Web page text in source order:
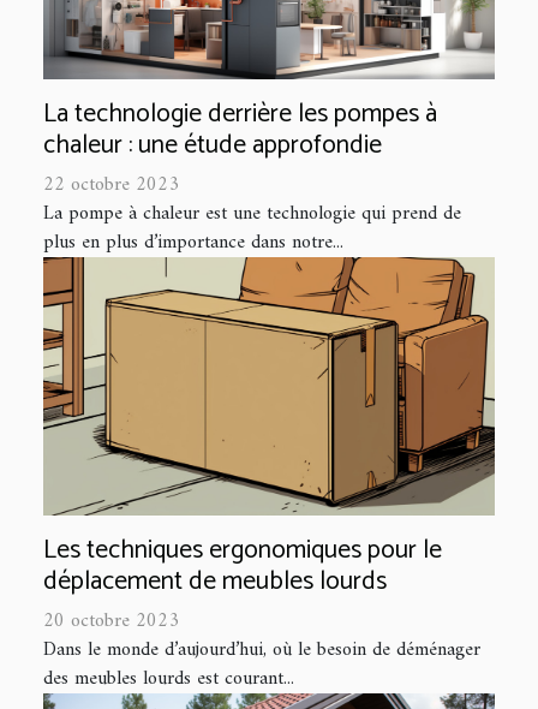
La technologie derrière les pompes à
chaleur : une étude approfondie
22 octobre 2023
La pompe à chaleur est une technologie qui prend de
plus en plus d’importance dans notre...
Les techniques ergonomiques pour le
déplacement de meubles lourds
20 octobre 2023
Dans le monde d’aujourd’hui, où le besoin de déménager
des meubles lourds est courant...